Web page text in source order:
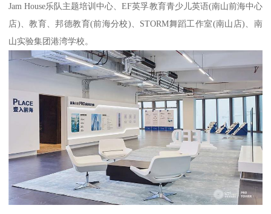
Jam House乐队主题培训中心、EF英孚教育青少儿英语(南山前海中心
店)、教育、邦德教育(前海分校)、STORM舞蹈工作室(南山店)、南
山实验集团港湾学校。